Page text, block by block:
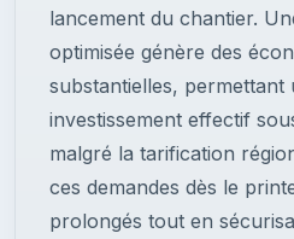
lancement du chantier.
optimisée génère des
substantielles,
investissement effectif
malgré la tarification
ces demandes dès le
prolongés tout en